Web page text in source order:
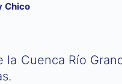
Chico
Cuenca Río